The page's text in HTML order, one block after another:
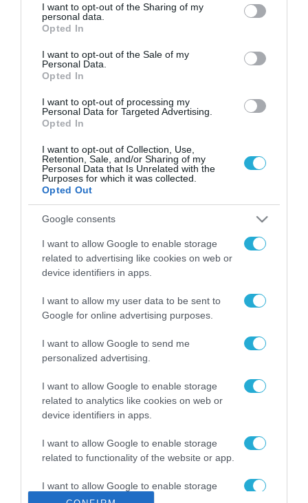
not limited to your visit or usage behaviour. You may click to
grant or deny consent to Google and its third-party tags to
use your data for below specified purposes in below Google
consent section.
I want to opt-out of the Sharing of my
personal data.
Opted In
I want to opt-out of the Sale of my
Personal Data.
Opted In
I want to opt-out of processing my
Personal Data for Targeted Advertising.
Opted In
I want to opt-out of Collection, Use,
Retention, Sale, and/or Sharing of my
Personal Data that Is Unrelated with the
Purposes for which it was collected.
Opted Out
Google consents
I want to allow Google to enable storage
related to advertising like cookies on web or
device identifiers in apps.
I want to allow my user data to be sent to
Google for online advertising purposes.
I want to allow Google to send me
personalized advertising.
I want to allow Google to enable storage
related to analytics like cookies on web or
device identifiers in apps.
I want to allow Google to enable storage
related to functionality of the website or app.
I want to allow Google to enable storage
related to personalization.
ΡΟΗ ΕΙΔΗΣΕΩΝ
Το χρηματοδοτούμενο
από την ΕΕ έργο “The
Gaming Police”
ενισχύει την ασφάλεια
των παιδιών στο
διαδίκτυο
31.07.2026
ΑΑΔΕ: Διευκρινίσεις
για τα πρόστιμα σε
αφορούν τους ΦΗΜ
Σ. Καλαφάτης: «Η
Τεχνητή Νοημοσύνη
δεν είναι απλώς μια
μια νέα βιομηχανική
επανάσταση»
Νέος οδηγός του ΕΚΤ
των ελληνικών